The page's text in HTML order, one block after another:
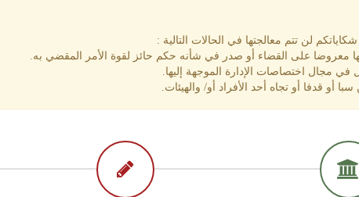
شكاياتكم لن تتم معالجتها في الحالات التالية :
معروضا على القضاء أو صدر في شأنه حكم حائز لقوة الأمر المقضي به.
في مجال اختصاصات الإدارة الموجهة إليها.
أو قدفا أو تجاه أحد الأفراد أو/ والهيئات.